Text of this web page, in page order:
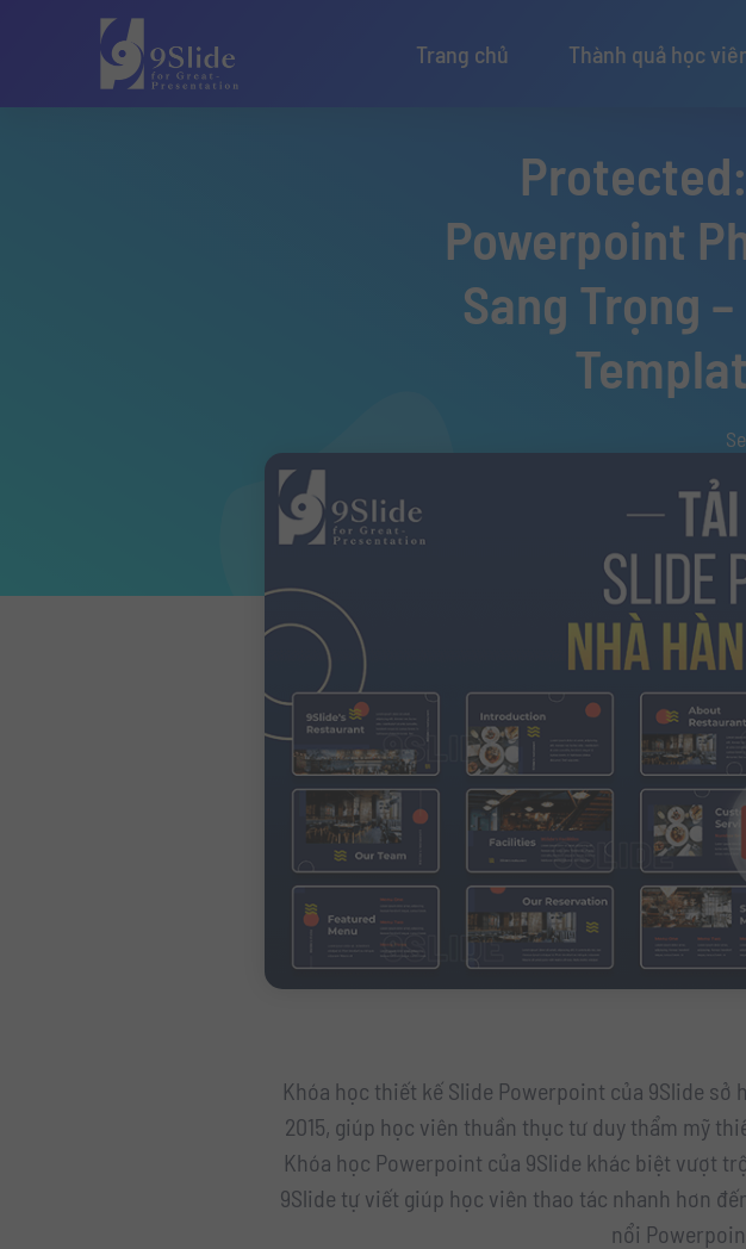
Trang chủ Thành quả học
Powerpoint
Sang Trọng
Khóa học thiết kế Slide Powerpoint của 9Slide
2015, giúp học viên thuần thục tư duy thẩm mỹ
Khóa học Powerpoint của 9Slide khác biệt vượt
9Slide tự viết giúp học viên thao tác nhanh hơn
nổi